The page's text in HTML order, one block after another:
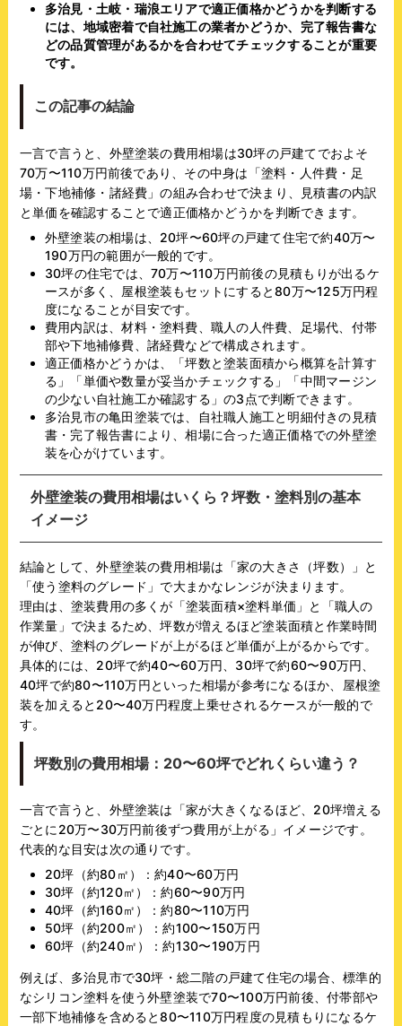
多治見・土岐・瑞浪エリアで適正価格かどうかを判断する
には、地域密着で自社施工の業者かどうか、完了報告書な
どの品質管理があるかを合わせてチェックすることが重要
です。
この記事の結論
一言で言うと、外壁塗装の費用相場は30坪の戸建てでおよそ
70万〜110万円前後であり、その中身は「塗料・人件費・足
場・下地補修・諸経費」の組み合わせで決まり、見積書の内訳
と単価を確認することで適正価格かどうかを判断できます。
外壁塗装の相場は、20坪〜60坪の戸建て住宅で約40万〜
190万円の範囲が一般的です。
30坪の住宅では、70万〜110万円前後の見積もりが出るケ
ースが多く、屋根塗装もセットにすると80万〜125万円程
度になることが目安です。
費用内訳は、材料・塗料費、職人の人件費、足場代、付帯
部や下地補修費、諸経費などで構成されます。
適正価格かどうかは、「坪数と塗装面積から概算を計算す
る」「単価や数量が妥当かチェックする」「中間マージン
の少ない自社施工か確認する」の3点で判断できます。
多治見市の亀田塗装では、自社職人施工と明細付きの見積
書・完了報告書により、相場に合った適正価格での外壁塗
装を心がけています。
外壁塗装の費用相場はいくら？坪数・塗料別の基本
イメージ
結論として、外壁塗装の費用相場は「家の大きさ（坪数）」と
「使う塗料のグレード」で大まかなレンジが決まります。
理由は、塗装費用の多くが「塗装面積×塗料単価」と「職人の
作業量」で決まるため、坪数が増えるほど塗装面積と作業時間
が伸び、塗料のグレードが上がるほど単価が上がるからです。
具体的には、20坪で約40〜60万円、30坪で約60〜90万円、
40坪で約80〜110万円といった相場が参考になるほか、屋根塗
装を加えると20〜40万円程度上乗せされるケースが一般的で
す。
坪数別の費用相場：20〜60坪でどれくらい違う？
一言で言うと、外壁塗装は「家が大きくなるほど、20坪増える
ごとに20万〜30万円前後ずつ費用が上がる」イメージです。
代表的な目安は次の通りです。
20坪（約80㎡）：約40〜60万円
30坪（約120㎡）：約60〜90万円
40坪（約160㎡）：約80〜110万円
50坪（約200㎡）：約100〜150万円
60坪（約240㎡）：約130〜190万円
例えば、多治見市で30坪・総二階の戸建て住宅の場合、標準的
なシリコン塗料を使う外壁塗装で70〜100万円前後、付帯部や
一部下地補修を含めると80〜110万円程度の見積もりになるケ